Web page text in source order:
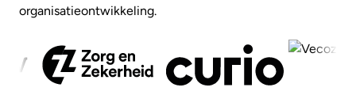
organisatieontwikkeling.